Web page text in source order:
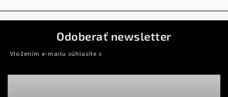
Odoberať newsletter
Vložením e-mailu súhlasíte s